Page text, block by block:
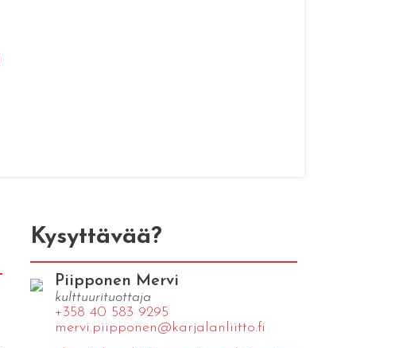
Kysyttävää?
Piipponen Mervi
kulttuurituottaja
+358 40 583 9295
mervi.​piipponen@​kar​jala​nlii​tto.​fi